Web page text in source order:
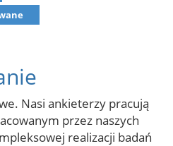
Nasi ankieterzy pracują
przez naszych
realizacji badań